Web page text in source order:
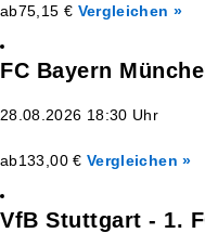
ab75,15 € Vergleichen »
FC Bayern
28.08.2026 18:30 Uhr
ab133,00 € Vergleichen »
VfB Stuttgart - 1.